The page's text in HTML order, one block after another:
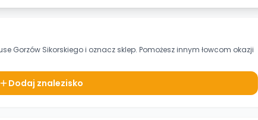
Gorzów Sikorskiegoi oznacz sklep. Pomożesz innym łowcom okazji
Dodaj znalezisko